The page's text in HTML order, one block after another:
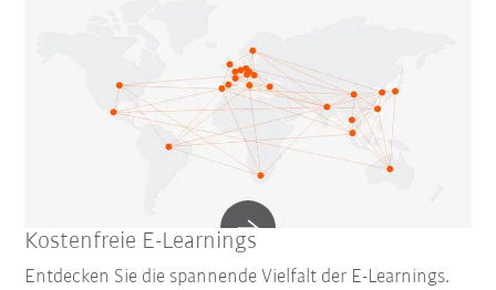
Kostenfreie E-Learnings
Entdecken Sie die spannende Vielfalt der E-Learnings.